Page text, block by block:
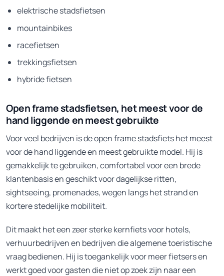
elektrische stadsfietsen
mountainbikes
racefietsen
trekkingsfietsen
hybride fietsen
Open frame stadsfietsen, het meest voor de
hand liggende en meest gebruikte
Voor veel bedrijven is de open frame stadsfiets het meest
voor de hand liggende en meest gebruikte model. Hij is
gemakkelijk te gebruiken, comfortabel voor een brede
klantenbasis en geschikt voor dagelijkse ritten,
sightseeing, promenades, wegen langs het strand en
kortere stedelijke mobiliteit.
Dit maakt het een zeer sterke kernfiets voor hotels,
verhuurbedrijven en bedrijven die algemene toeristische
vraag bedienen. Hij is toegankelijk voor meer fietsers en
werkt goed voor gasten die niet op zoek zijn naar een